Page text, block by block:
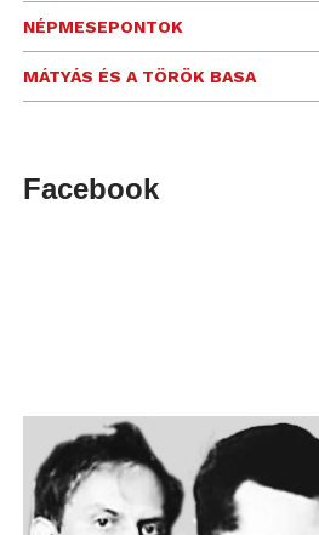
NÉPMESEPONTOK
MÁTYÁS ÉS A TÖRÖK BASA
Facebook